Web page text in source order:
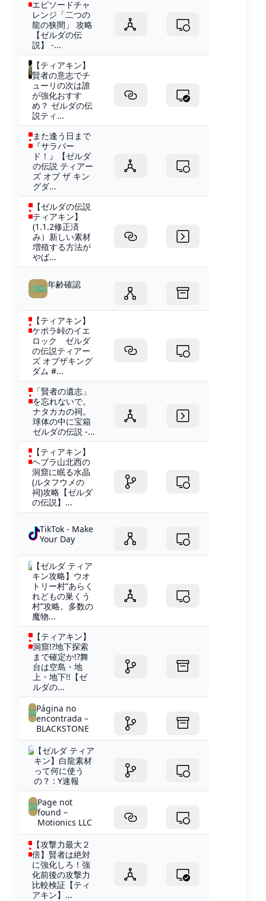
エピソードチャ
レンジ「二つの
龍の狭間」 攻略
【ゼルダの伝
説】 -...
【ティアキン】
賢者の意志でチ
ューリの次は誰
が強化おすす
め？ ゼルダの伝
説ティ...
また逢う日まで
『サラバー
ド！』【ゼルダ
の伝説 ティアー
ズ オブ ザ キン
グダ...
【ゼルダの伝説
ティアキン】
(1.1.2修正済
み）新しい素材
増殖する方法が
やば...
年齢確認
【ティアキン】
ケポラ峠のイエ
ロック ゼルダ
の伝説ティアー
ズ オブザキング
ダム #...
「賢者の遺志」
を忘れないで。
ナタカカの祠。
球体の中に宝箱
ゼルダの伝説 -...
【ティアキン】
ヘブラ山北西の
洞窟に眠る水晶
(ルタフウメの
祠)攻略【ゼルダ
の伝説】...
TikTok - Make
Your Day
【ゼルダ ティア
キン攻略】ウオ
トリー村“あらく
れどもの巣くう
村”攻略。多数の
魔物...
【ティアキン】
洞窟!?地下探索
まで確定か!?舞
台は空島・地
上・地下!!【ゼ
ルダの...
Página no
encontrada –
BLACKSTONE
【ゼルダ ティア
キン】白龍素材
って何に使う
の？ : Y速報
Page not
found –
Motionics LLC
【攻撃力最大２
倍】賢者は絶対
に強化しろ！強
化前後の攻撃力
比較検証【ティ
アキン】...